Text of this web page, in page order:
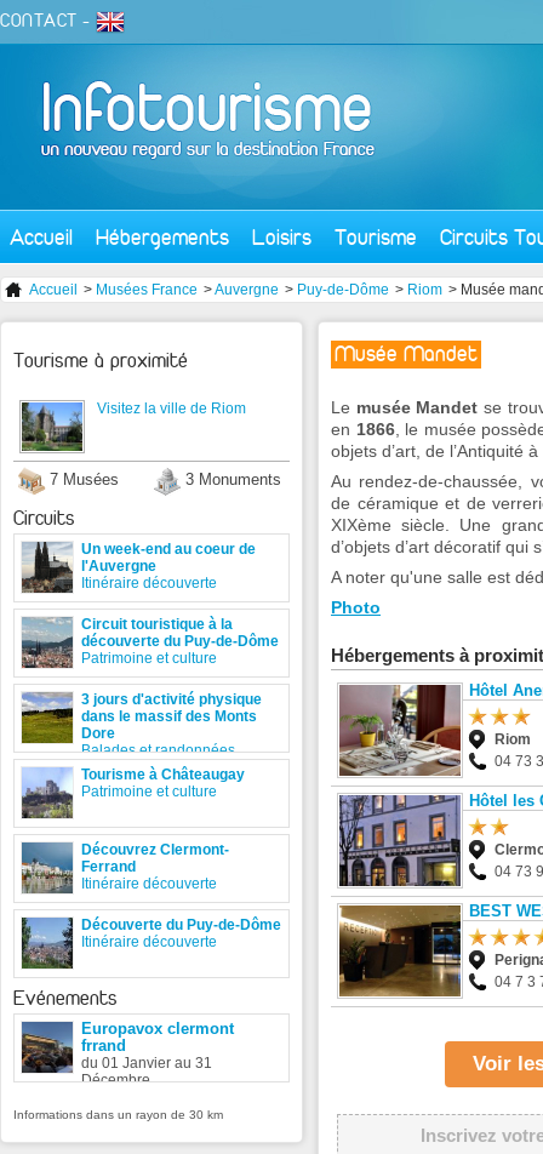
CONTACT -
Accueil Hébergements Loisirs Tourisme Circuits
Accueil > Musées France >Auvergne > Puy-de-Dôme > Riom > Musée
Musée Mandet
Le musée Mandet se
en 1866, le musée
objets d’art, de l’Antiquité
Au rendez-de-chaussée,
de céramique et de
XIXème siècle. Une
d’objets d’art décoratif qui
A noter qu'une salle est
Photo
Hébergements à
Hôtel
Riom
04 73
Hôtel les
04 73
BEST
04 7 3
Voir
Inscrivez
Tourisme à proximité
Visitez la ville de Riom
7 Musées 3 Monuments
Circuits
Un week-end au coeur de
l'Auvergne
Itinéraire découverte
Circuit touristique à la
découverte du Puy-de-Dôme
Patrimoine et culture
3 jours d'activité physique
dans le massif des Monts
Dore
Balades et randonnées
Tourisme à Châteaugay
Patrimoine et culture
Découvrez Clermont-
Ferrand
Itinéraire découverte
Découverte du Puy-de-Dôme
Itinéraire découverte
Evénements
Europavox clermont
frrand
du 01 Janvier au 31
Décembre
Informations dans un rayon de 30 km